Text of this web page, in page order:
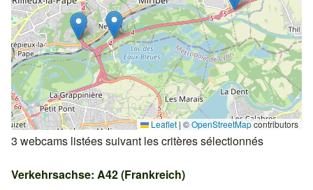
Leaflet | ©OpenStreetMapcontributors
3 webcams listées suivant les critères sélectionnés
Verkehrsachse: A42 (Frankreich)